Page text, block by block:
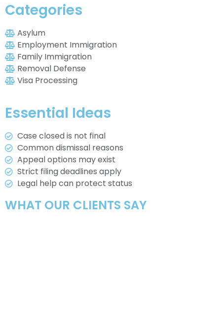
Categories
Asylum
Employment Immigration
Family Immigration
Removal Defense
Visa Processing
Essential Ideas
Case closed is not final
Common dismissal reasons
Appeal options may exist
Strict filing deadlines apply
Legal help can protect status
WHAT OUR CLIENTS SAY